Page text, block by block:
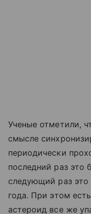
Ученые отметили,
смысле
периодически
последний раз это
следующий раз это
года. При этом
астероид все же